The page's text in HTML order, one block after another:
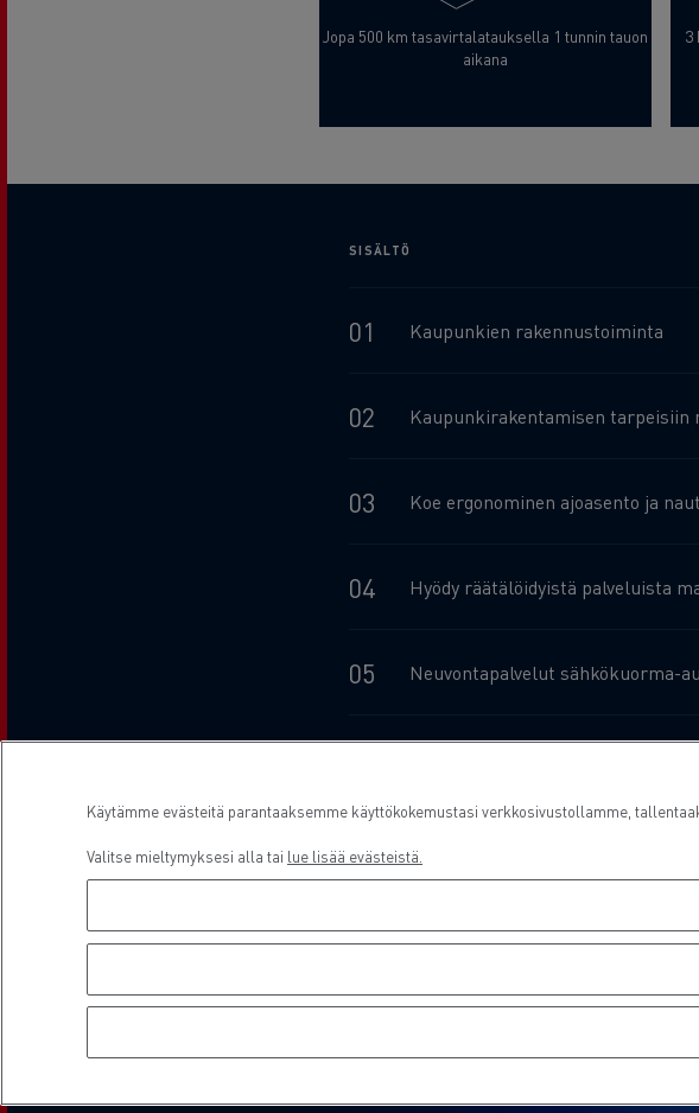
Jopa 500 km tasavirtalatauksella 1 tunnin tauon
aikana
3
SISÄLTÖ
Kaupunkien rakennustoiminta
Kaupunkirakentamisen
Koe ergonominen ajoasento ja
Hyödy räätälöidyistä palveluista
Neuvontapalvelut sähkökuorma-
Käytämme evästeitä parantaaksemme käyttökokemustasi verkkosivustollamme,
Valitse mieltymyksesi alla tai lue lisää evästeistä.